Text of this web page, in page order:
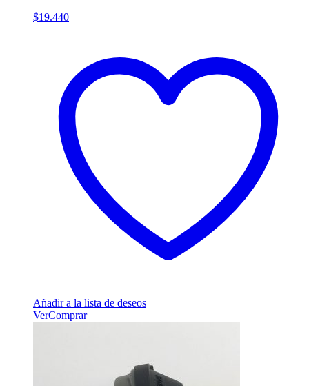
$19.440
Añadir a la lista de deseos
VerComprar